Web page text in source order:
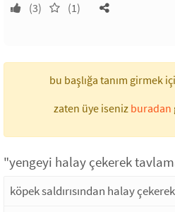
(3) (1)
bu başlığa tanım girmek
zaten üye iseniz buradan
"yengeyi halay çekerek
köpek saldırısından halay